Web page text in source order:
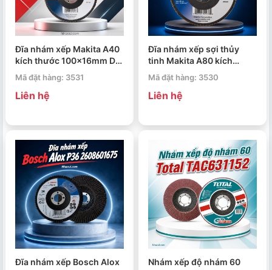
Đĩa nhám xếp Makita A40
kích thước 100x16mm D-
63426
Mã đặt hàng: 3531
Liên hệ
Đĩa nhám xếp sợi thủy
tinh Makita A80 kích
thước 125mm D-63498
Mã đặt hàng: 3530
Liên hệ
Đĩa nhám xếp Bosch Alox
Nhám xếp độ nhám 60